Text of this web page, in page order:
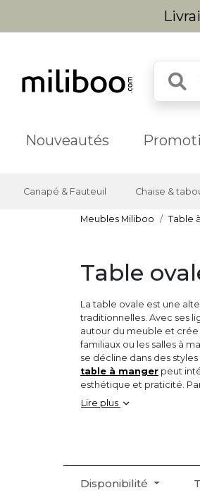
Nouveautés
Canapé & Fauteuil Chaise &
Meubles Miliboo Table
Table
La table ovale est une
traditionnelles. Avec ses
autour du meuble et
familiaux ou les salles à
se décline dans des
table à manger peut
esthétique et praticité.
ou apporter une touche
la fois fonctionnel,
Lire plus
Disponibilité